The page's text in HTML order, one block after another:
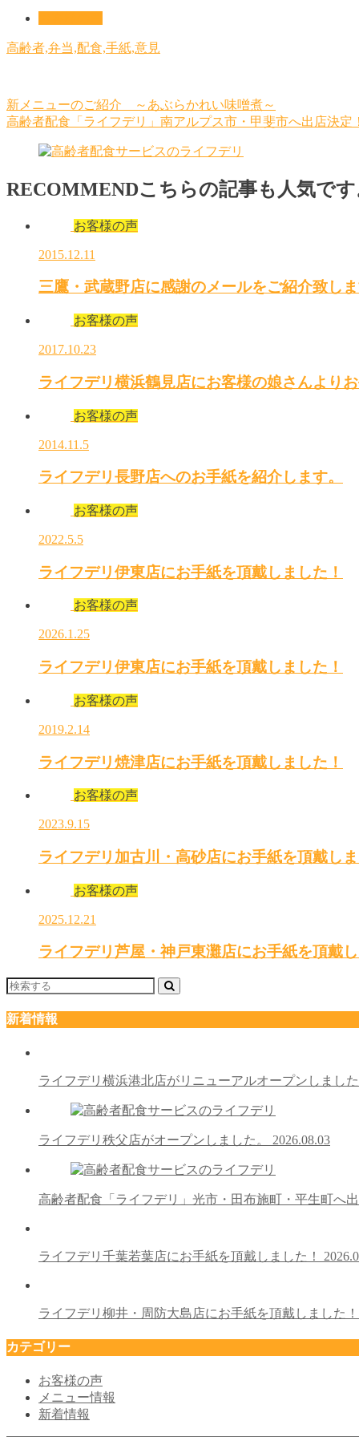
高齢者,弁当,配食,手紙,意見
新メニューのご紹介 ～あぶらかれい味噌煮～
高齢者配食「ライフデリ」南アルプス市・甲斐市へ出店決定！
RECOMMENDこちらの記事も人気です
お客様の声
2015.12.11
三鷹・武蔵野店に感謝のメールをご紹介致しま
お客様の声
2017.10.23
ライフデリ横浜鶴見店にお客様の娘さんより
お客様の声
2014.11.5
ライフデリ長野店へのお手紙を紹介します。
お客様の声
2022.5.5
ライフデリ伊東店にお手紙を頂戴しました！
お客様の声
2026.1.25
ライフデリ伊東店にお手紙を頂戴しました！
お客様の声
2019.2.14
ライフデリ焼津店にお手紙を頂戴しました！
お客様の声
2023.9.15
ライフデリ加古川・高砂店にお手紙を頂戴しま
お客様の声
2025.12.21
ライフデリ芦屋・神戸東灘店にお手紙を頂戴し
新着情報
ライフデリ横浜港北店がリニューアルオープンしました
ライフデリ秩父店がオープンしました。 2026.08.03
高齢者配食「ライフデリ」光市・田布施町・平生町へ
ライフデリ千葉若葉店にお手紙を頂戴しました！
ライフデリ柳井・周防大島店にお手紙を頂戴しました！
カテゴリー
お客様の声
メニュー情報
新着情報